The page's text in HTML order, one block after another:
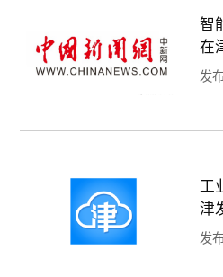
智
在
度
发
工
津
发